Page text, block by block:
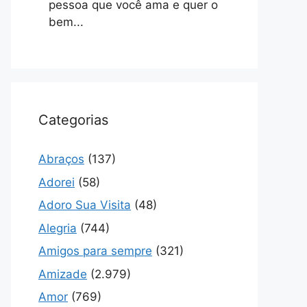
pessoa que você ama e quer o
bem...
Categorias
Abraços (137)
Adorei (58)
Adoro Sua Visita (48)
Alegria (744)
Amigos para sempre (321)
Amizade (2.979)
Amor (769)